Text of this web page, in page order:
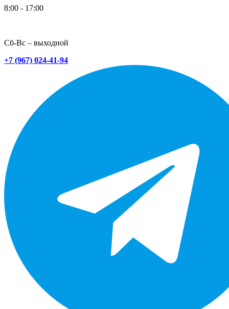
8:00 - 17:00
Сб-Вс – выходной
+7 (967) 024-41-94